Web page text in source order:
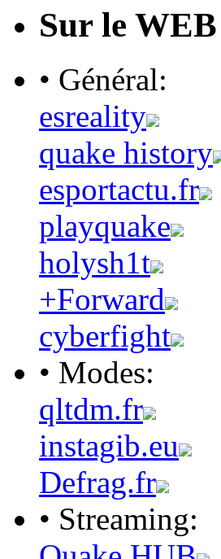
Sur le
• Général:
esreality
quake history
esportactu.fr
playquake
holysh1t
+Forward
cyberfight
• Modes:
qltdm.fr
instagib.eu
Defrag.fr
• Streaming: